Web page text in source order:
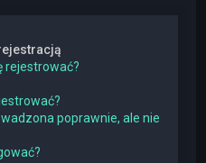
rejestrować?
poprawnie, ale nie